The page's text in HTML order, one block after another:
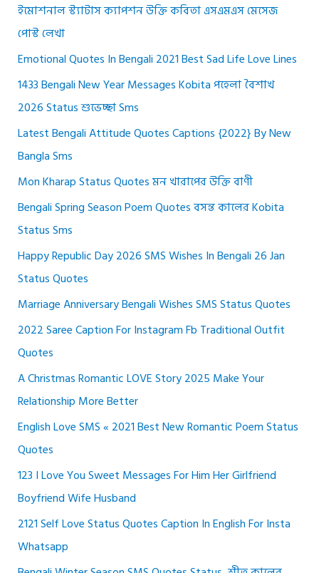
ইমোশনাল স্ট্যাটাস ক্যাপশন উক্তি কবিতা এসএমএস মেসেজ
পোস্ট লেখা
Emotional Quotes In Bengali 2021 Best Sad Life Love Lines
1433 Bengali New Year Messages Kobita পহেলা বৈশাখ
2026 Status শুভেচ্ছা Sms
Latest Bengali Attitude Quotes Captions {2022} By New
Bangla Sms
Mon Kharap Status Quotes মন খারাপের উক্তি বাণী
Bengali Spring Season Poem Quotes বসন্ত কালের Kobita
Status Sms
Happy Republic Day 2026 SMS Wishes In Bengali 26 Jan
Status Quotes
Marriage Anniversary Bengali Wishes SMS Status Quotes
2022 Saree Caption For Instagram Fb Traditional Outfit
Quotes
A Christmas Romantic LOVE Story 2025 Make Your
Relationship More Better
English Love SMS « 2021 Best New Romantic Poem Status
Quotes
123 I Love You Sweet Messages For Him Her Girlfriend
Boyfriend Wife Husband
2121 Self Love Status Quotes Caption In English For Insta
Whatsapp